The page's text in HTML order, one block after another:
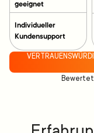
geeignet
Individueller
Kundensupport
Bewertet